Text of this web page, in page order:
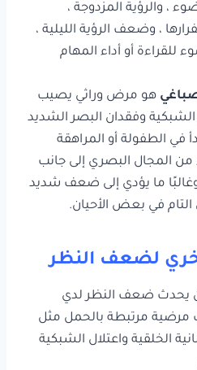
، والرؤية المزدوجة ،
، وضعف الرؤية الليلية ،
للقراءة أو أداء المهام
هو مرض وراثي يصيب
وفقدان البصر الشديد
في الطفولة أو المراهقة
من المجال البصري إلى جانب
ما يؤدي إلى ضعف شديد
في بعض الأحيان.
لضعف النظر
يحدث ضعف النظر لدي
مرضية مرتبطة بالحمل مثل
الخلقية واعتلال الشبكية